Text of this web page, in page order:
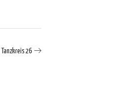
Tanzkreis 26